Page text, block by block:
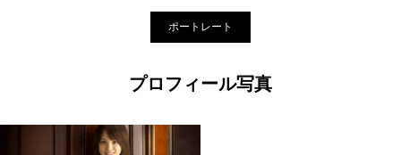
ポートレート
プロフィール写真